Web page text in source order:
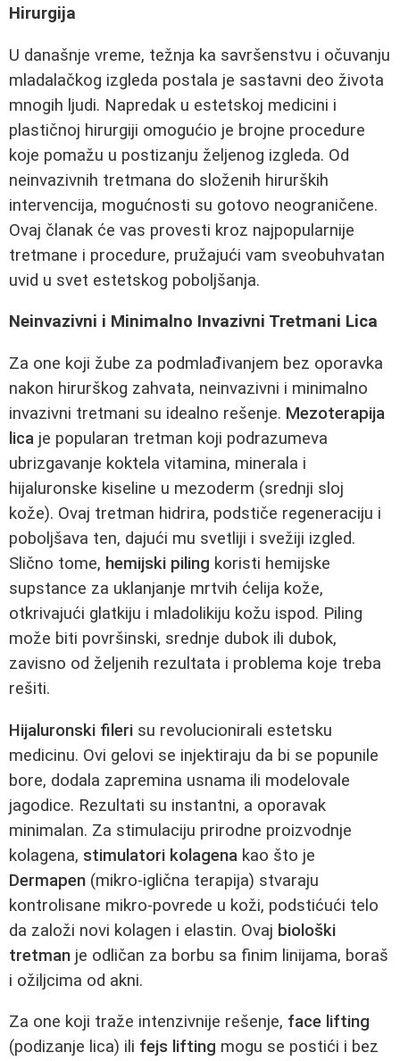
Hirurgija
U današnje vreme, težnja ka savršenstvu i očuvanju
mladalačkog izgleda postala je sastavni deo života
mnogih ljudi. Napredak u estetskoj medicini i
plastičnoj hirurgiji omogućio je brojne procedure
koje pomažu u postizanju željenog izgleda. Od
neinvazivnih tretmana do složenih hirurških
intervencija, mogućnosti su gotovo neograničene.
Ovaj članak će vas provesti kroz najpopularnije
tretmane i procedure, pružajući vam sveobuhvatan
uvid u svet estetskog poboljšanja.
Neinvazivni i Minimalno Invazivni Tretmani Lica
Za one koji žube za podmlađivanjem bez oporavka
nakon hirurškog zahvata, neinvazivni i minimalno
invazivni tretmani su idealno rešenje. Mezoterapija
lica je popularan tretman koji podrazumeva
ubrizgavanje koktela vitamina, minerala i
hijaluronske kiseline u mezoderm (srednji sloj
kože). Ovaj tretman hidrira, podstiče regeneraciju i
poboljšava ten, dajući mu svetliji i svežiji izgled.
Slično tome, hemijski piling koristi hemijske
supstance za uklanjanje mrtvih ćelija kože,
otkrivajući glatkiju i mladolikiju kožu ispod. Piling
može biti površinski, srednje dubok ili dubok,
zavisno od željenih rezultata i problema koje treba
rešiti.
Hijaluronski fileri su revolucionirali estetsku
medicinu. Ovi gelovi se injektiraju da bi se popunile
bore, dodala zapremina usnama ili modelovale
jagodice. Rezultati su instantni, a oporavak
minimalan. Za stimulaciju prirodne proizvodnje
kolagena, stimulatori kolagena kao što je
Dermapen (mikro-iglična terapija) stvaraju
kontrolisane mikro-povrede u koži, podstićući telo
da založi novi kolagen i elastin. Ovaj biološki
tretman je odličan za borbu sa finim linijama, boraš
i ožiljcima od akni.
Za one koji traže intenzivnije rešenje, face lifting
(podizanje lica) ili fejs lifting mogu se postići i bez